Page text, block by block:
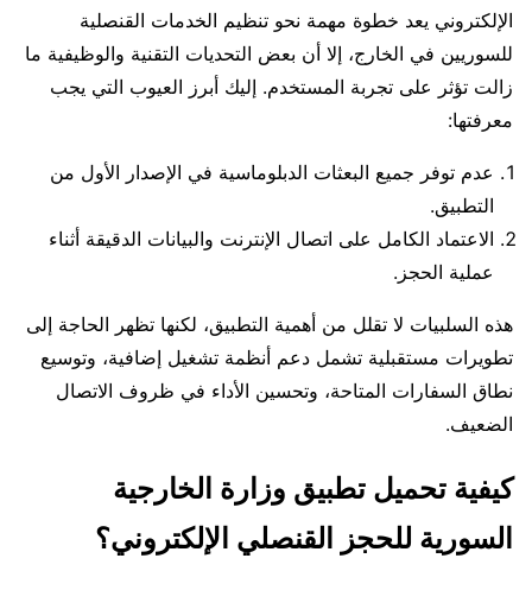
الإلكتروني يعد خطوة مهمة نحو تنظيم الخدمات القنصلية
للسوريين في الخارج، إلا أن بعض التحديات التقنية والوظيفية ما
زالت تؤثر على تجربة المستخدم. إليك أبرز العيوب التي يجب
معرفتها:
عدم توفر جميع البعثات الدبلوماسية في الإصدار الأول من
التطبيق.
الاعتماد الكامل على اتصال الإنترنت والبيانات الدقيقة أثناء
عملية الحجز.
هذه السلبيات لا تقلل من أهمية التطبيق، لكنها تظهر الحاجة إلى
تطويرات مستقبلية تشمل دعم أنظمة تشغيل إضافية، وتوسيع
نطاق السفارات المتاحة، وتحسين الأداء في ظروف الاتصال
الضعيف.
كيفية تحميل تطبيق وزارة الخارجية
السورية للحجز القنصلي الإلكتروني؟